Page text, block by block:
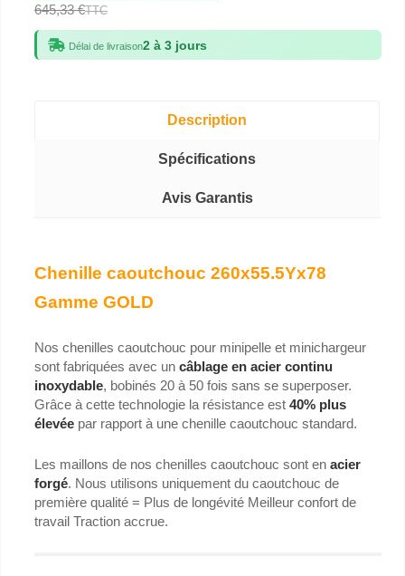
645,33 €TTC
Délai de livraison2 à 3 jours
Description
Spécifications
Avis Garantis
Chenille caoutchouc 260x55.5Yx78
Gamme GOLD
Nos chenilles caoutchouc pour minipelle et minichargeur
sont fabriquées avec un câblage en acier continu
inoxydable, bobinés 20 à 50 fois sans se superposer.
Grâce à cette technologie la résistance est 40% plus
élevée par rapport à une chenille caoutchouc standard.
Les maillons de nos chenilles caoutchouc sont en acier
forgé. Nous utilisons uniquement du caoutchouc de
première qualité = Plus de longévité Meilleur confort de
travail Traction accrue.